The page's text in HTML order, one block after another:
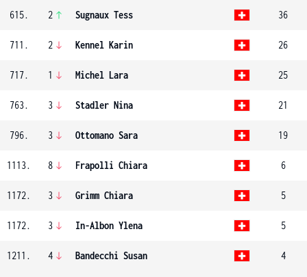
615. 2 Sugnaux Tess 36
711. 2 Kennel Karin 26
717. 1 Michel Lara 25
763. 3 Stadler Nina 21
796. 3 Ottomano Sara 19
1113. 8 Frapolli Chiara 6
1172. 3 Grimm Chiara 5
1172. 3 In-Albon Ylena 5
1211. 4 Bandecchi Susan 4